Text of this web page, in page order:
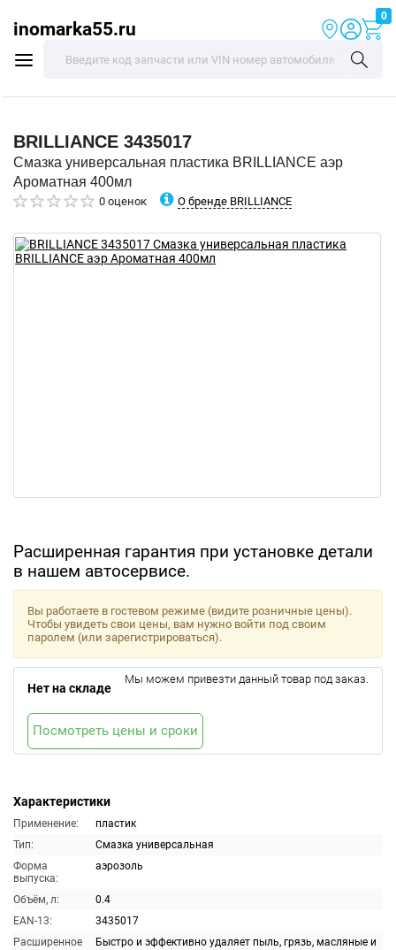
inomarka55.ru
0
BRILLIANCE 3435017
Смазка универсальная пластика BRILLIANCE аэр
Ароматная 400мл
0 оценок О бренде BRILLIANCE
Расширенная гарантия при установке детали
в нашем автосервисе.
Характеристики
Применение:
пластик
Тип:
Смазка универсальная
Форма
выпуска:
аэрозоль
Объём, л:
0.4
EAN-13:
3435017
Расширенное
Быстро и эффективно удаляет пыль, грязь, масляные и
Вы работаете в гостевом режиме (видите розничные цены).
Чтобы увидеть свои цены, вам нужно войти под своим
паролем (или зарегистрироваться).
Нет на складе
Мы можем привезти данный товар под заказ.
Посмотреть цены и сроки